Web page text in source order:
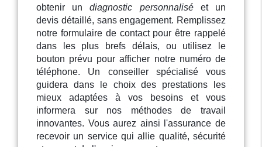
obtenir undiagnostic personnaliséet un
devis détaillé, sans engagement. Remplissez
notre formulaire de contact pour être rappelé
dans les plus brefs délais, ou utilisez le
bouton prévu pour afficher notre numéro de
téléphone. Un conseiller spécialisé vous
guidera dans le choix des prestations les
mieux adaptées à vos besoins et vous
informera sur nos méthodes de travail
innovantes. Vous aurez ainsi l'assurance de
recevoir un service qui allie qualité, sécurité